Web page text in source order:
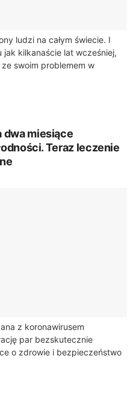
ludzi na całym świecie. I
kilkanaście lat wcześniej,
swoim problemem w
dwa miesiące
Teraz leczenie
z koronawirusem
par bezskutecznie
o zdrowie i bezpieczeństwo
związane z leczeniem
czas wstrzymane....